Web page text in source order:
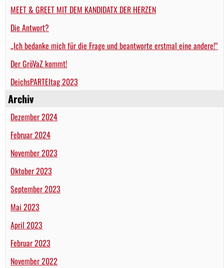
MEET & GREET MIT DEM KANDIDATX DER HERZEN
Die Antwort?
„Ich bedanke mich für die Frage und beantworte erstmal eine andere!“
Der GröVaZ kommt!
DeichsPARTEItag 2023
Archiv
Dezember 2024
Februar 2024
November 2023
Oktober 2023
September 2023
Mai 2023
April 2023
Februar 2023
November 2022